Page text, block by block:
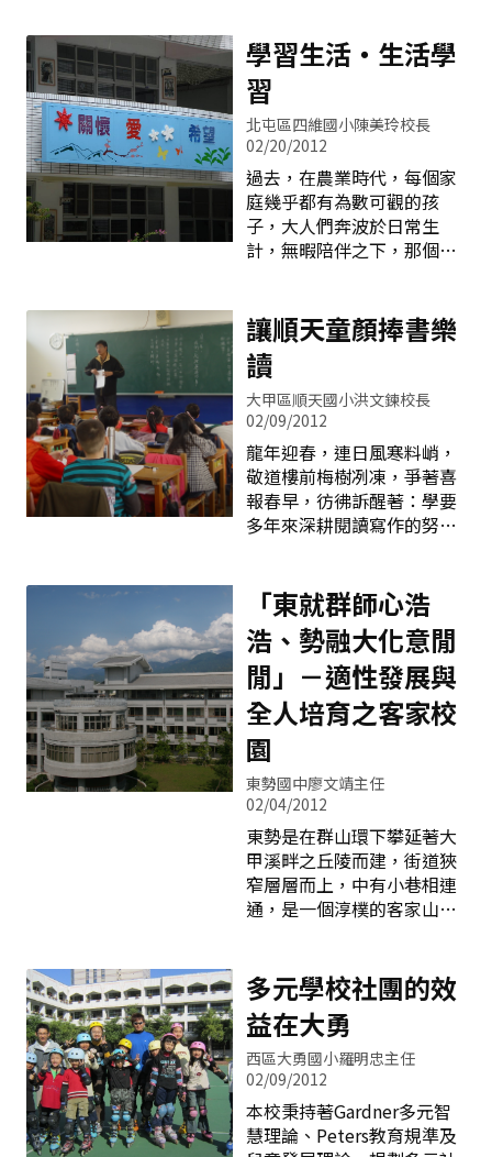
的動作開始教起，一而再、
再而三的練習基本動作，學
生有時會覺得枯燥、辛苦而
產生放棄的念頭，但是在楊
組長與郭教練的鼓勵與堅持
下，學生逐漸習得良好的桌
球技能與態度，在一次一次
的練習、分組對抗、校外比
賽的經驗中，不斷成長茁
壯，成為大安區、甚至是臺
旅。
面，沒有莊嚴雄偉的宮殿，
但卻有純真乖巧的孩童與全
心投入奉獻教育愛的老師
們，還有餘音繞樑的笛聲與
琅琅不輟的書聲，更有優雅
的舞姿不時展現藝術氣息。
沿著一排排耐人尋味的小葉
欖仁，在光明路上蜿蜒成柳
暗花明的曲境，將帶著您尋
寶的心情，尋向在陽光與翠
光--成就一生精采的童年～
五光的直笛隊已成立二十年
以上，每年在歷任指導老師
犧牲奉獻、不眠不休的引導
下，對於音樂一竅不通的鄉
下孩子們，竟然能拿下全國
音樂比賽前十名的殊榮，足
以見得老師們的積極用心。
每年的音樂直笛比賽，五光
從不缺席，並每年均拿下前
語師資不足的困境下，五
學習生活‧生活學
習
北屯區四維國小陳美玲校長
02/20/2012
過去，在農業時代，每個家
庭幾乎都有為數可觀的孩
子，大人們奔波於日常生
計，無暇陪伴之下，那個時
活過程中，他們學會了灑掃
應對進退的做事能力，也養
成了照顧弱小、關懷別人、
與人相處的良好品格。 反
觀，少子女化的現代社會，
家中獨生子女不在少數，童
年他們缺乏與其他同伴互
動、分享的機會，缺少做事
的經驗。於是，進入學校之
後，學習如何和同儕相處，
遂成了親師合作的重要的課
題。 運動會前夕，同學們忙
著預賽，忙著預演，校園顯
得活潑熱鬧，遠遠地我望見
校園一角，一群幼童軍捲起
衣袖，奮力地刷洗中庭地
板，這群孩子努力的模樣真
是惹人喜愛。相同的情形也
在學校五星級廁所可以看
到，曾經有一位老師讚歎地
說，我們的學生居然連掃廁
所這種一般人叫苦的差事都
做得那麼起勁。這種現象真
是令每一個四維人感到驕
傲，生活教育
讓順天童顏捧書樂
讀
大甲區順天國小洪文鍊校長
02/09/2012
龍年迎春，連日風寒料峭，
敬道樓前梅樹冽凍，爭著喜
報春早，彷彿訴醒著：學要
多年來深耕閱讀寫作的努
&hellip;&hellip;無疑的，我
們透過全體師生共同的學
習，共同對話成長，在行政
團隊的藍圖架構下逐步開
展，不僅學生樂於閱讀、勤
於寫作，教師亦能在專業成
長上有所精進，深化學校本
位課程，讓學生快樂的習得
帶得走的能力。 「閱讀」為
一切學習的根本，語文能力
的涵養是我們責無旁貸的教
育使命。在學生閱讀寫作的
歷程上，先透過各學年閱讀
計畫推展，運用班級中的科
佳句、每日成語、唐詩、靜
思語、閱讀成長紀錄及優良
作文等文本漸次推展，再以
閱讀小博士獎勵評選辦法和
親子共讀好書推薦為配套，
並結合每月的順天藝文寫作
日刊載優良作文於校網供孩
「東就群師心浩
浩、勢融大化意閒
閒」－適性發展與
全人培育之客家校
園
東勢國中廖文靖主任
02/04/2012
東勢是在群山環下攀延著大
甲溪畔之丘陵而建，街道狹
窄層層而上，中有小巷相連
通，是一個淳樸的客家山
是全球第92個安全社區、亞
洲第6個安全社區、全球第1
個客家安全社區，而東勢國
中正位處於其中靜謐之一
隅。 東勢國中正面大樓迎面
可見的楹聯－「東就群師心
浩浩、勢融大化意閒閒」，
字義訴說面對浩瀚廣博的知
多元學校社團的效
益在大勇
西區大勇國小羅明忠主任
02/09/2012
本校秉持著Gardner多元智
慧理論、Peters教育規準及